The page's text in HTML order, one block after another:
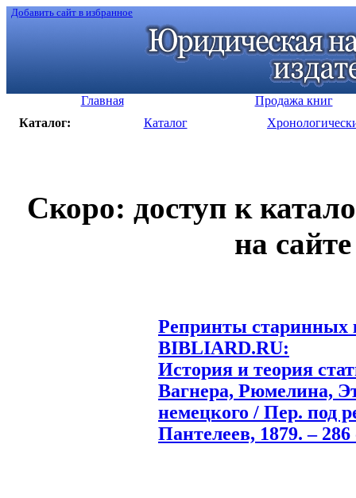
Добавить сайт в избранное
Главная
Продажа книг
Каталог:
Каталог
Скоро: доступ к
на
Репринты старинных
BIBLIARD.RU:
История и теория
Вагнера, Рюмелина,
немецкого / Пер. под
Пантелеев, 1879. – 286